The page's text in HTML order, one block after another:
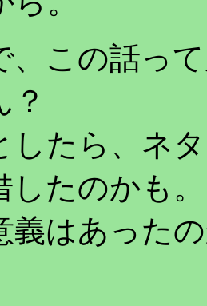
この話っ
？
たら、ネ
したのかも
義はあった